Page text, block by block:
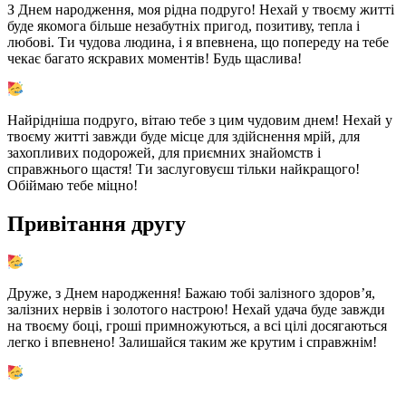
З Днем народження, моя рідна подруго! Нехай у твоєму житті
буде якомога більше незабутніх пригод, позитиву, тепла і
любові. Ти чудова людина, і я впевнена, що попереду на тебе
чекає багато яскравих моментів! Будь щаслива!
Найрідніша подруго, вітаю тебе з цим чудовим днем! Нехай у
твоєму житті завжди буде місце для здійснення мрій, для
захопливих подорожей, для приємних знайомств і
справжнього щастя! Ти заслуговуєш тільки найкращого!
Обіймаю тебе міцно!
Привітання другу
Друже, з Днем народження! Бажаю тобі залізного здоров’я,
залізних нервів і золотого настрою! Нехай удача буде завжди
на твоєму боці, гроші примножуються, а всі цілі досягаються
легко і впевнено! Залишайся таким же крутим і справжнім!